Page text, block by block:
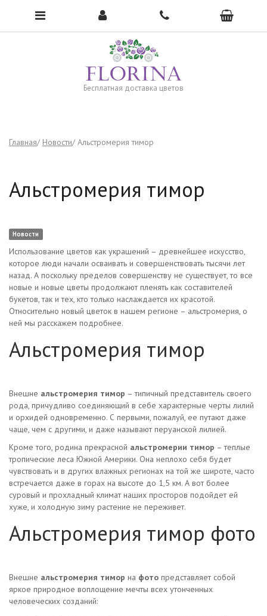
Бесплатная доставка цветов
Чтобы открыть меню, нажмите сюда →
Главная Новости Альстромерия тимор
Альстромерия тимор
Новости
Использование цветов как украшений – древнейшее искусство,
которое люди начали осваивать и совершенствовать тысячи лет
назад. А поскольку пределов совершенству не существует, то все
новые и новые цветы продолжают пленять как составителей
букетов, так и тех, кто только наслаждается их красотой.
Относительно новый цветок в нашем регионе – альстромерия, о
ней мы расскажем подробнее.
Альстромерия тимор
Внешне альстромерия тимор – типичный представитель своего
рода, причудливо соединяющий в себе характерные черты лилий
и орхидей одновременно. С первыми, пожалуй, ее путают даже
чаще, чем с другими, и даже называют перуанской лилией.
Кроме того, родина прекрасной альстромерии тимор – теплые
тропические леса Южной Америки. Она неплохо себя будет
чувствовать и в других влажных регионах на той же широте, часто
встречается даже в горах на высоте до 1,5 км. А вот более
суровый и прохладный климат наших просторов подойдет ей
хуже, и холодную зиму растение не переживет.
Альстромерия тимор фото
Внешне альстромерия тимор на фото представляет собой
яркое природное воплощение мечты всех утонченных
человеческих созданий: